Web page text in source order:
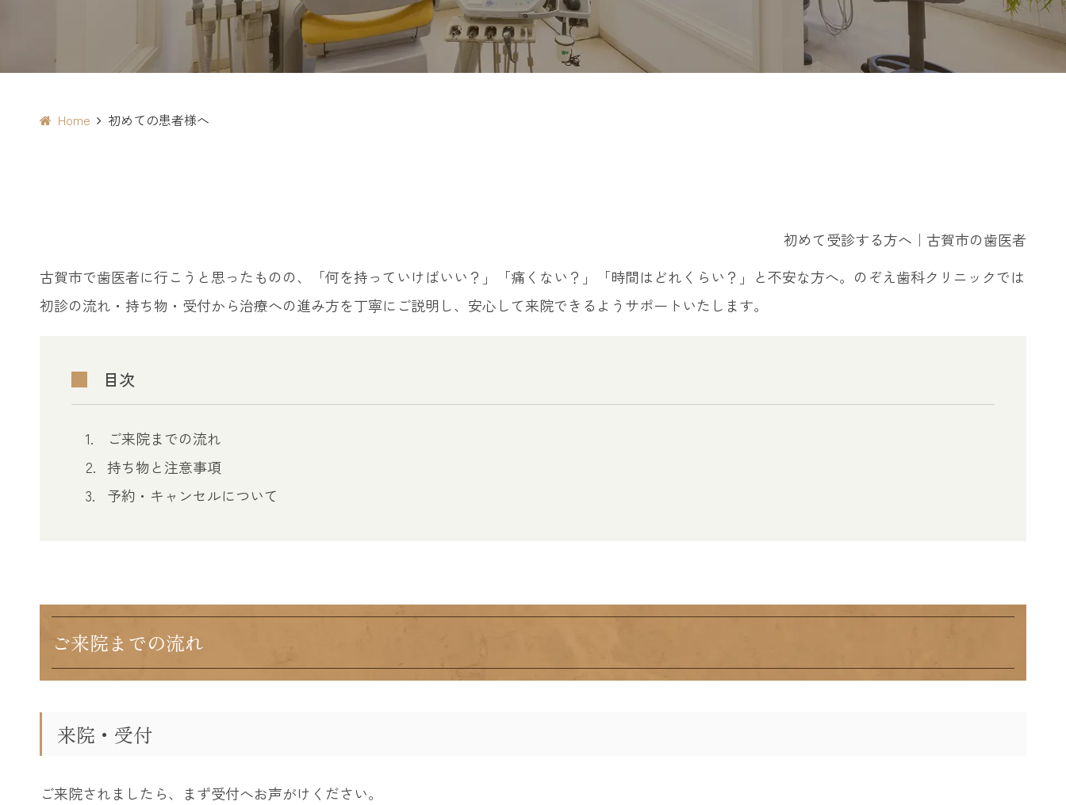
Home 初めての患者様へ
初めて受診する方へ｜古賀市の歯医者
古賀市で歯医者に行こうと思ったものの、「何を持っていけばいい？」「痛くない？」「時間はどれくらい？」と不安な方へ。のぞえ歯科クリニックでは
初診の流れ・持ち物・受付から治療への進み方を丁寧にご説明し、安心して来院できるようサポートいたします。
目次
ご来院までの流れ
持ち物と注意事項
予約・キャンセルについて
ご来院までの流れ
来院・受付
ご来院されましたら、まず受付へお声がけください。